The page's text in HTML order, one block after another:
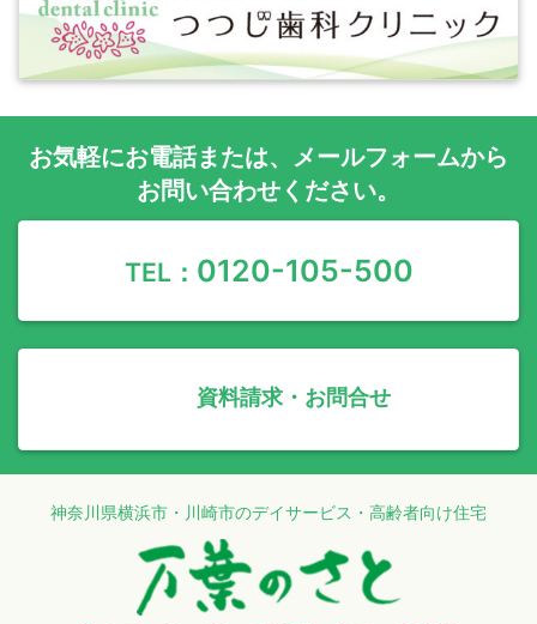
お気軽にお電話または、 メールフォームから
お問い合わせください。
TEL： 0120-105-500
資料請求・お問合せ
神奈川県横浜市・川崎市のデイサービス・高齢者向け住宅